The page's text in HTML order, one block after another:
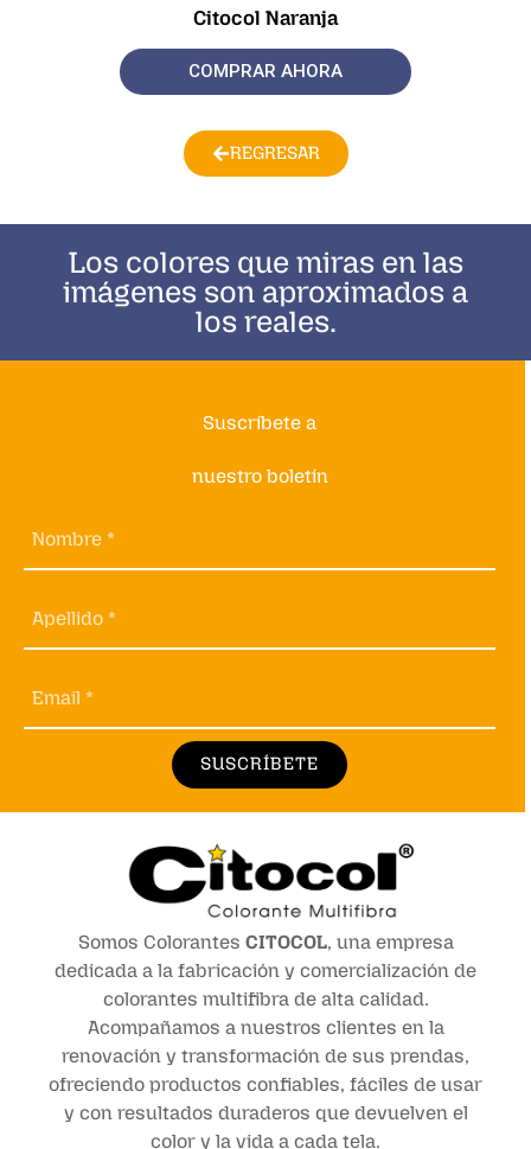
Citocol Naranja
COMPRAR AHORA
REGRESAR
Los colores que miras en las
imágenes son aproximados a
los reales.
Suscríbete a
nuestro boletín
Nombre *
Apellido *
Email *
SUSCRÍBETE
Somos Colorantes CITOCOL, una empresa
dedicada a la fabricación y comercialización de
colorantes multifibra de alta calidad.
Acompañamos a nuestros clientes en la
renovación y transformación de sus prendas,
ofreciendo productos confiables, fáciles de usar
y con resultados duraderos que devuelven el
color y la vida a cada tela.